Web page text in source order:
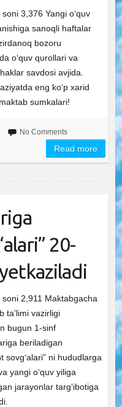
soni 3,376 Yangi o‘quv
sanoqli haftalar
bozoru
o‘quv qurollari va
savdosi avjida.
eng ko‘p xarid
sumkalari!
No Comments
Read more
20-
soni 2,911 Maktabgacha
ta’limi vazirligi
bugun 1-sinf
beriladigan
sovg‘alari” ni hududlarga
yangi o‘quv yiliga
jarayonlar targ‘ibotiga